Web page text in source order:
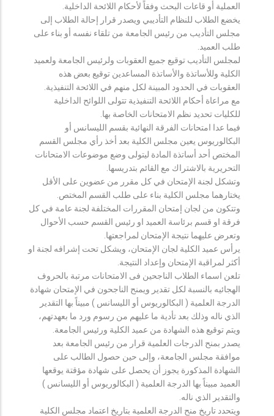
العملية أو قاعات البحث وفقاً لأحكام اللائحة الداخلية.
يخضع الطلاب للنظام التأديبي ويصدر قرار إحالة الطلاب إلى
مجلس التأديب من رئيس الجامعة من تلقاء نفسه أو بناء على
طلب العميد.
لمجلس التأديب توقيع جميع العقوبات ولرئيس الجامعة ولعميد
الكلية وللأساتذة والأساتذة المساعدين توقيع بعض هذه
العقوبات في الحدود المبينة لكل منهم في اللائحة التنفيذية.
مع مراعاة أحكام اللائحة التنفيذية تتولى اللوائح الداخلية
للكليات تحديد نظم الامتحانات الخاصة بها.
فيما عدا امتحانات الفرقة النهائية بقسم الليسانس أو
البكالوريوس يعين مجلس الكلية بعد أخذ رأي مجلس القسم
المختص أحد أساتذة المادة ليتولى وضع موضوعات الامتحانات
التحريرية بالاشتراك مع القائم بتدريسها.
وتشكل لجنة الإمتحان في كل مقرر من عضوين على الأقل
يختارهما مجلس الكلية بناء على طلب القسم المختص.
وتتكون من لجان إمتحان المقررات المختلفة لجنة عامة في كل
فرقة او قسم برئاسة العميد او رئيس القسم حسب الأحوال
وتعرض عليهما نتيجة الإمتحان لمراجعتها.
يرأس عميد الكلية لجان الإمتحان، ويشكل تحت إشرافه لجنة او
أكثر لمراقبة الإمتحان وإعداد النتيجة.
تلعن اسماء الطلاب الناجحين فى الامتحانات مرتبة بالحروف
الهجائيه بالنسبة لكل تقدير ويمنح الناجحون في الإمتحان شهادة
الدرجة العلمية ( البكالوريوس أو الليسانس ) مبيناً بها التقدير
الذي ناله وذلك بعد تأدية ما عليهم من رسوم ورد ما بعهدتهم،
ويتم توقيع هذه الشهادة من عميد الكلية ورئيس الجامعة.
يصدر بمنح الدرجات العلمية قرار من رئيس الجامعة بعد
موافقة مجلس الجامعة، وإلى حين حصول الطالب على
الشهادة المذكورة يجوز أن يحصل على شهادة مؤقتة يوقعها
العميد مبيناً بها الدرجة العلمية ( البكالوريوس أو الليسانس )
والتقدير الذي ناله.
ويتحدد تاريخ منح الدرجة العلمية بتاريخ اعتماد مجلس الكلية